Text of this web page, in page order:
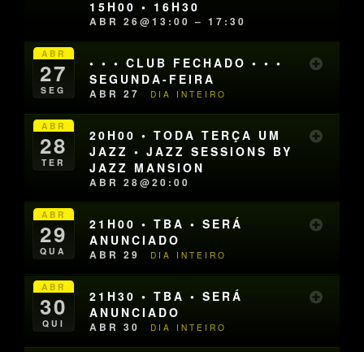
15H00 • 16H30
ABR 26@13:00 – 17:30
ABR
27
SEG
• • • CLUB FECHADO • • •
SEGUNDA-FEIRA
ABR 27 DIA INTEIRO
ABR
28
TER
20H00 • TODA TERÇA UM
JAZZ • JAZZ SESSIONS BY
JAZZ MANSION
ABR 28@20:00
ABR
29
QUA
21H00 • TBA • SERÁ
ANUNCIADO
ABR 29 DIA INTEIRO
ABR
30
QUI
21H30 • TBA • SERÁ
ANUNCIADO
ABR 30 DIA INTEIRO